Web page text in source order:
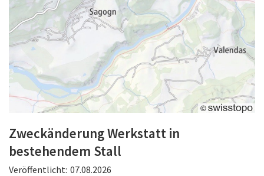
Zweckänderung Werkstatt in
bestehendem Stall
Veröffentlicht: 07.08.2026